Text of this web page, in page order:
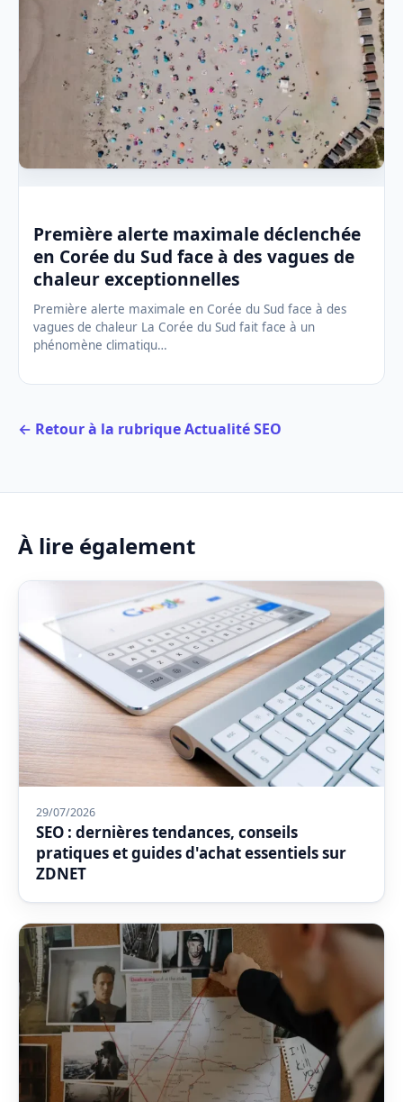
Première alerte maximale déclenchée
en Corée du Sud face à des vagues de
chaleur exceptionnelles
Première alerte maximale en Corée du Sud face à des
vagues de chaleur La Corée du Sud fait face à un
phénomène climatiqu…
← Retour à la rubrique Actualité SEO
À lire également
29/07/2026
SEO : dernières tendances, conseils
pratiques et guides d'achat essentiels sur
ZDNET